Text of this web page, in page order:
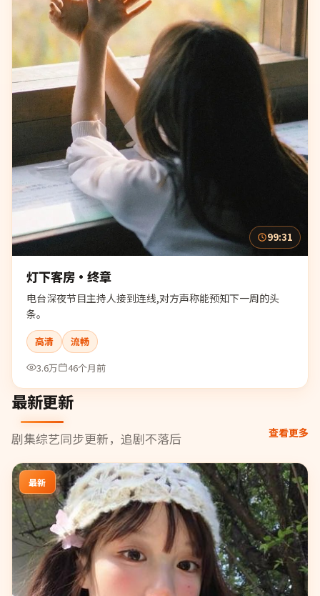
99:31
灯下客房·终章
电台深夜节目主持人接到连线,对方声称能预知下一周的头
条。
高清
流畅
3.6万
46个月前
最新更新
剧集综艺同步更新，追剧不落后 查看更多
最新